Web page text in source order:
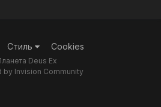
Стиль Cookies
Deus Ex
by Invision Community